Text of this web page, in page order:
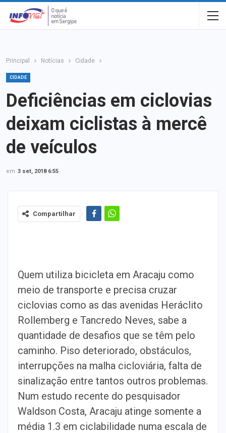
Principal Notícias Cidade
CIDADE
Deficiências em ciclovias
deixam ciclistas à mercê
de veículos
em 3 set, 2018 6:55
Compartilhar
Quem utiliza bicicleta em Aracaju como
meio de transporte e precisa cruzar
ciclovias como as das avenidas Heráclito
Rollemberg e Tancredo Neves, sabe a
quantidade de desafios que se têm pelo
caminho. Piso deteriorado, obstáculos,
interrupções na malha cicloviária, falta de
sinalização entre tantos outros problemas.
Num estudo recente do pesquisador
Waldson Costa, Aracaju atinge somente a
média 1.3 em ciclabilidade numa escala de